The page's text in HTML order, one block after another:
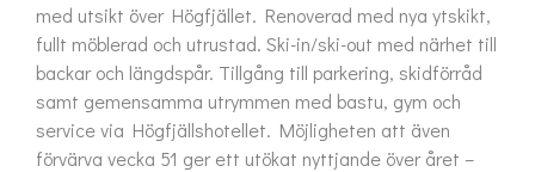
med utsikt över Högfjället. Renoverad med nya ytskikt,
fullt möblerad och utrustad. Ski-in/ski-out med närhet till
backar och längdspår. Tillgång till parkering, skidförråd
samt gemensamma utrymmen med bastu, gym och
service via Högfjällshotellet. Möjligheten att även
förvärva vecka 51 ger ett utökat nyttjande över året –